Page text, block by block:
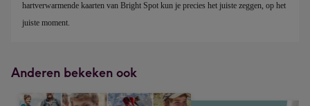
hartverwarmende kaarten van Bright Spot kun je precies het juiste zeggen, op het
juiste moment.
Anderen bekeken ook